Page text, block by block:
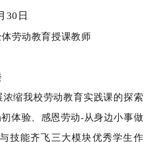
30 日
劳动教育授课教师
缩我校劳动教育实践课的探索
体验、感恩劳动-从身边小事做
技能齐飞三大模块优秀学生作